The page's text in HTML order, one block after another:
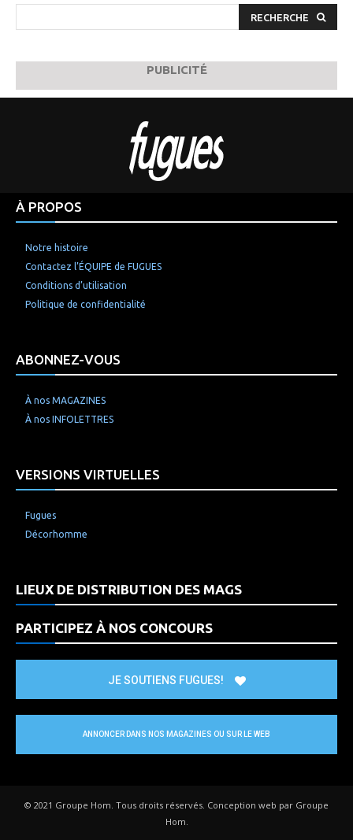
RECHERCHE
PUBLICITÉ
À PROPOS
Notre histoire
Contactez l’ÉQUIPE de FUGUES
Conditions d’utilisation
Politique de confidentialité
ABONNEZ-VOUS
À nos MAGAZINES
À nos INFOLETTRES
VERSIONS VIRTUELLES
Fugues
Décorhomme
LIEUX DE DISTRIBUTION DES MAGS
PARTICIPEZ À NOS CONCOURS
JE SOUTIENS FUGUES!
ANNONCER DANS NOS MAGAZINES OU SUR LE WEB
© 2021 Groupe Hom. Tous droits réservés. Conception web par Groupe
Hom.